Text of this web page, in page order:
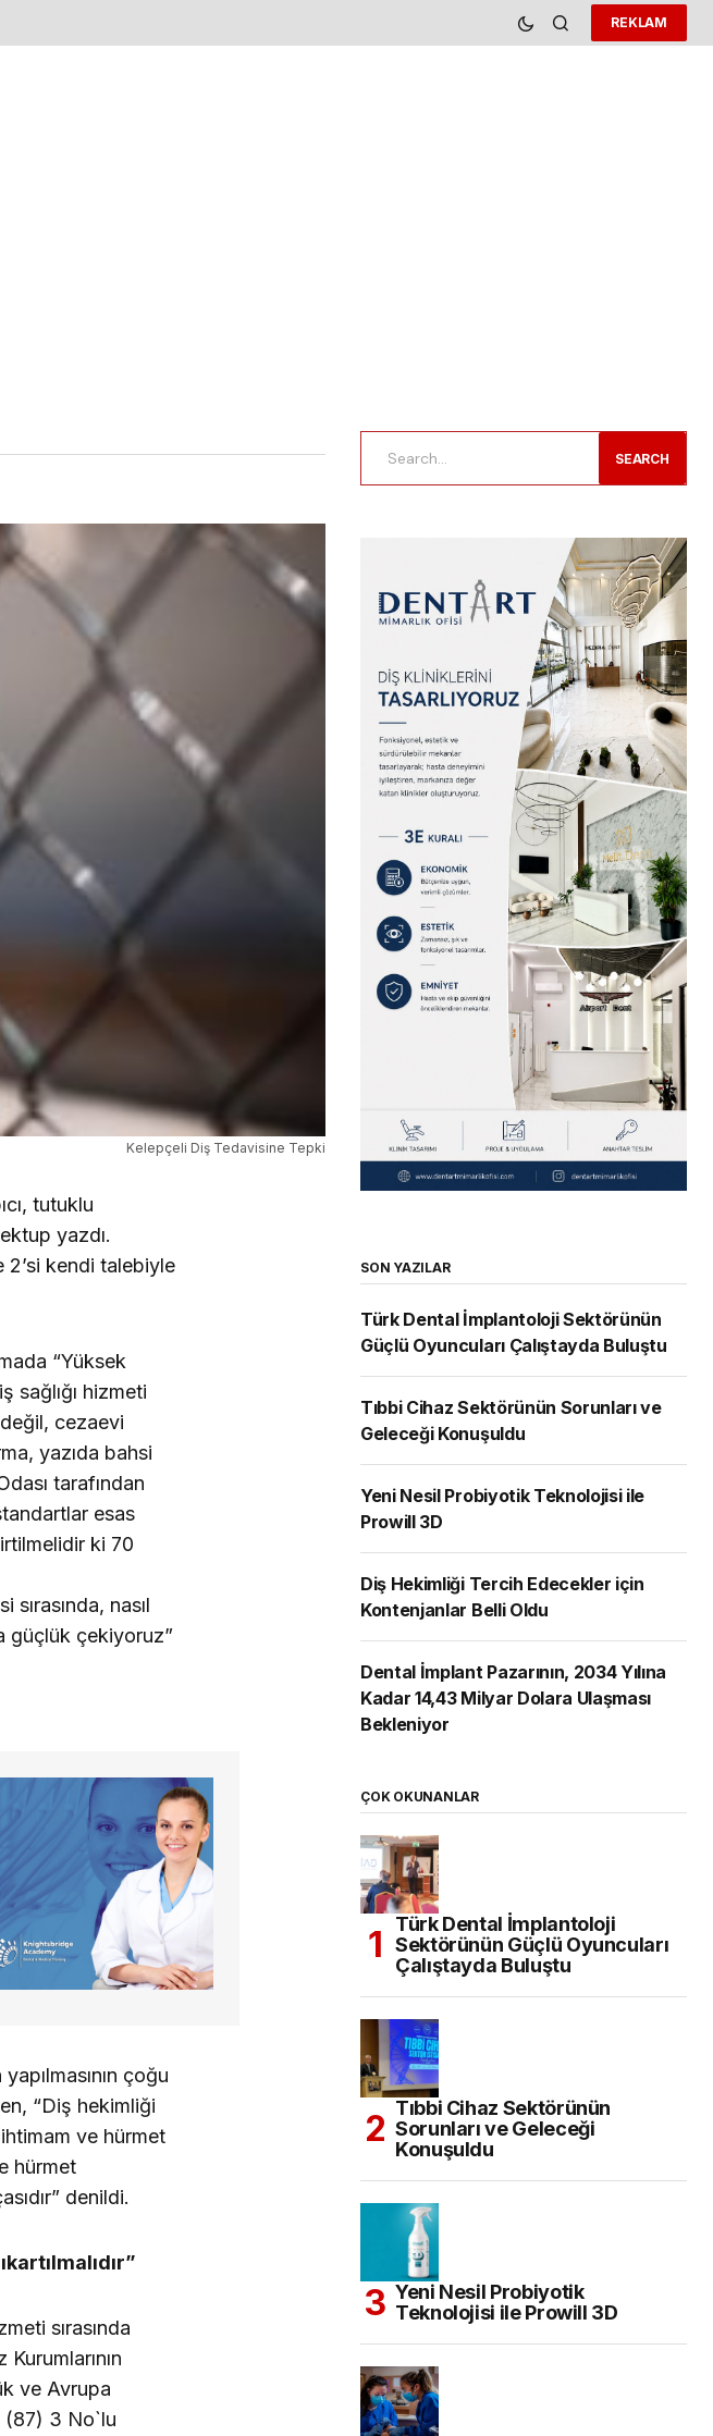
REKLAM
Kelepçeli Diş Tedavisine Tepki
tutuklu
yazdı.
2’si kendi talebiyle
“Yüksek
sağlığı hizmeti
değil, cezaevi
yazıda bahsi
tarafından
esas
ki 70
nasıl
güçlük çekiyoruz”
çoğu
“Diş hekimliği
ihtimam ve hürmet
hürmet
denildi.
sırasında
ve Avrupa
(87) 3 No`lu
SEARCH
SON YAZILAR
Türk Dental İmplantoloji Sektörünün
Güçlü Oyuncuları Çalıştayda Buluştu
Tıbbi Cihaz Sektörünün Sorunları ve
Geleceği Konuşuldu
Yeni Nesil Probiyotik Teknolojisi ile
Prowill 3D
Diş Hekimliği Tercih Edecekler için
Kontenjanlar Belli Oldu
Dental İmplant Pazarının, 2034 Yılına
Kadar 14,43 Milyar Dolara Ulaşması
Bekleniyor
ÇOK OKUNANLAR
Türk Dental İmplantoloji
Sektörünün Güçlü Oyuncuları
Çalıştayda Buluştu
Tıbbi Cihaz Sektörünün
Sorunları ve Geleceği
Konuşuldu
Yeni Nesil Probiyotik
Teknolojisi ile Prowill 3D